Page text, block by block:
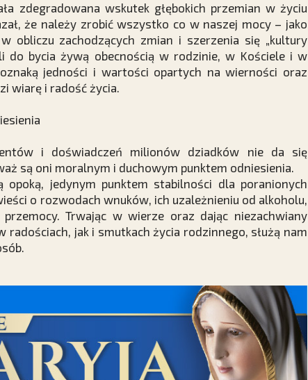
zdegradowana wskutek głębokich przemian w życiu
że należy zrobić wszystko co w naszej mocy – jako
obliczu zachodzących zmian i szerzenia się „kultury
do bycia żywą obecnością w rodzinie, w Kościele i w
jedności i wartości opartych na wierności oraz
wiarę i radość życia.
i doświadczeń milionów dziadków nie da się
są oni moralnym i duchowym punktem odniesienia.
opoką, jedynym punktem stabilności dla poranionych
o rozwodach wnuków, ich uzależnieniu od alkoholu,
Trwając w wierze oraz dając niezachwiany
radościach, jak i smutkach życia rodzinnego, służą nam